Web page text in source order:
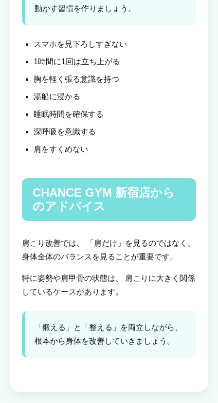
動かす習慣を作りましょう。
スマホを見下ろしすぎない
1時間に1回は立ち上がる
胸を軽く張る意識を持つ
湯船に浸かる
睡眠時間を確保する
深呼吸を意識する
肩をすくめない
CHANCE GYM 新宿店から
のアドバイス
肩こり改善では、 「肩だけ」を見るのではなく、
身体全体のバランスを見ることが重要です。
特に姿勢や肩甲骨の状態は、 肩こりに大きく関係
しているケースがあります。
「鍛える」と「整える」を両立しながら、
根本から身体を改善していきましょう。